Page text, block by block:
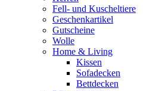
Fell- und Kuscheltiere
Geschenkartikel
Gutscheine
Wolle
Home & Living
Kissen
Sofadecken
Bettdecken